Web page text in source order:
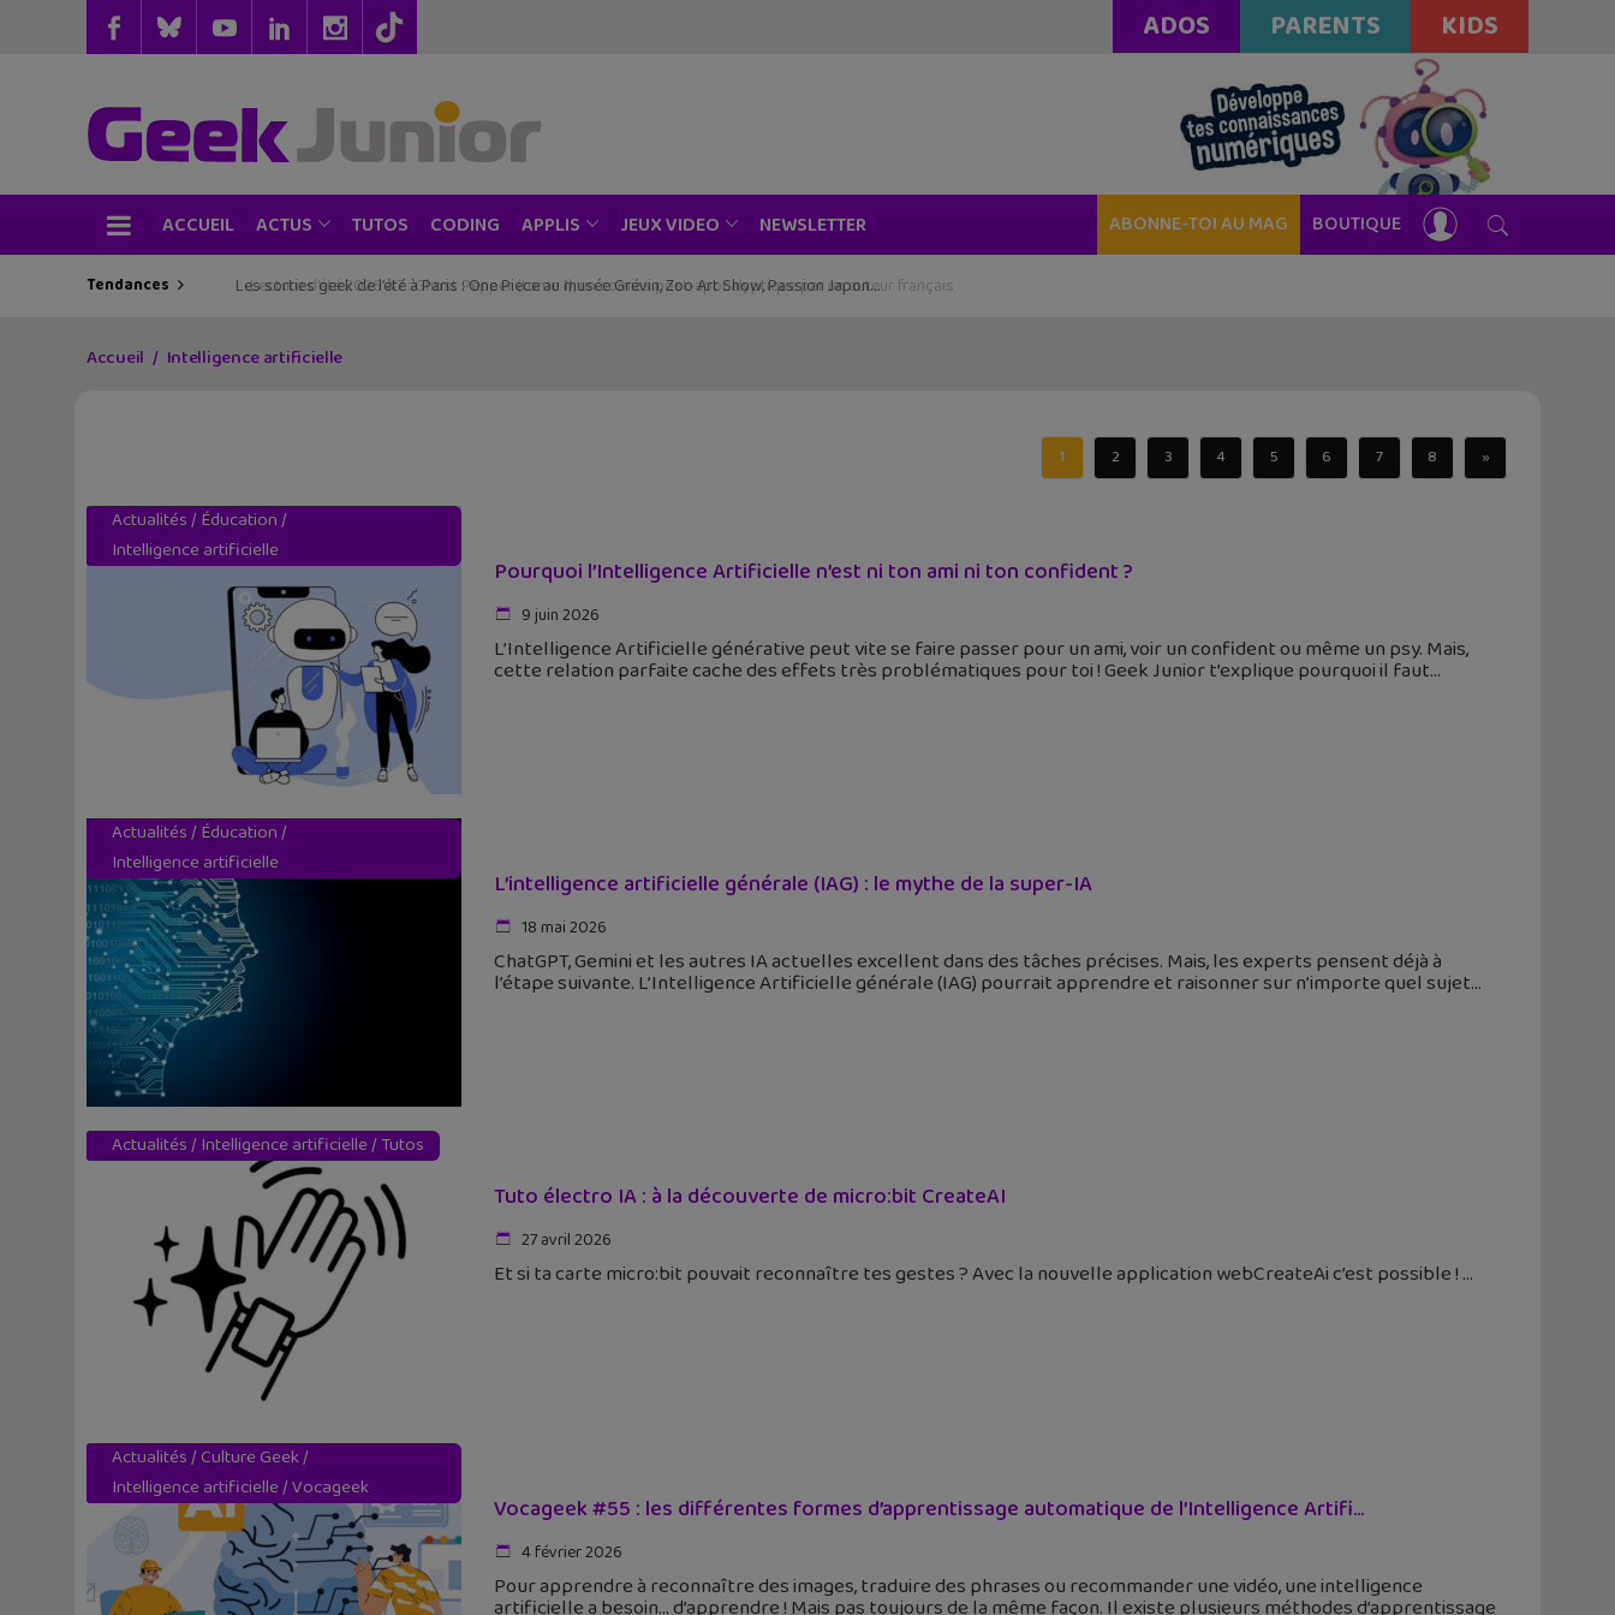
ADOS PARENTS KIDS
ACCUEIL ACTUS TUTOS CODING APPLIS JEUX VIDEO NEWSLETTER ABONNE-TOI AU MAG BOUTIQUE
Tendances Les sorties geek de l’été à Paris : One Piece au musée Grévin, Zoo Art Show, Passion Japon…
Accueil Intelligence artificielle
1 2 3 4 5 6 7 8 »
Actualités/ Éducation/
Intelligence artificielle
Pourquoi l’Intelligence Artificielle n’est ni ton ami ni ton confident ?
9 juin 2026
L’Intelligence Artificielle générative peut vite se faire passer pour un ami, voir un confident ou même un psy. Mais,
cette relation parfaite cache des effets très problématiques pour toi ! Geek Junior t’explique pourquoi il faut
Actualités/ Éducation/
Intelligence artificielle
L’intelligence artificielle générale (IAG) : le mythe de la super-IA
18 mai 2026
ChatGPT, Gemini et les autres IA actuelles excellent dans des tâches précises. Mais, les experts pensent déjà à
l’étape suivante. L’Intelligence Artificielle générale (IAG) pourrait apprendre et raisonner sur n’importe quel sujet
Actualités/ Intelligence artificielle/ Tutos
Tuto électro IA : à la découverte de micro:bit CreateAI
27 avril 2026
Et si ta carte micro:bit pouvait reconnaître tes gestes ? Avec la nouvelle application webCreateAi c’est possible !
Actualités/ Culture Geek/
Intelligence artificielle/Vocageek
Vocageek #55 : les différentes formes d’apprentissage automatique de l’Intelligence Artifi...
4 février 2026
Pour apprendre à reconnaître des images, traduire des phrases ou recommander une vidéo, une intelligence
artificielle a besoin… d’apprendre ! Mais pas toujours de la même façon. Il existe plusieurs méthodes d’apprentissage